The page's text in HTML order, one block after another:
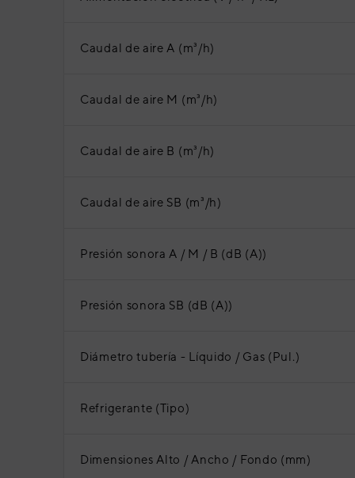
Caudal de aire A (m³/h)
Caudal de aire M (m³/h)
Caudal de aire B (m³/h)
Caudal de aire SB (m³/h)
Presión sonora A / M / B (dB (A))
Presión sonora SB (dB (A))
Diámetro tubería - Líquido / Gas (Pul.)
Refrigerante (Tipo)
Dimensiones Alto / Ancho / Fondo (mm)